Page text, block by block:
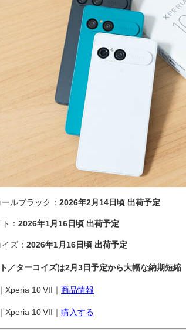
ルブラック： 2026年2月14日頃 出荷予定
： 2026年1月16日頃 出荷予定
ズ： 2026年1月16日頃 出荷予定
／ターコイズは2月3日予定から大幅な納期短縮
Xperia 10 VII｜ 商品情報
Xperia 10 VII｜ 購入する